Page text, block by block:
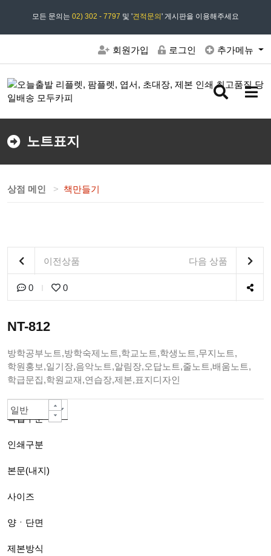
모든 문의는 02) 302 - 7797 및 '견적문의 ' 게시판을 이용해주세요
모두카피 상담시간 : 평일 09:00 ~ 18:00 상담 18:30
회원가입 로그인 추가메뉴
검
버
메
버
노트표지
상점 메인 책만들기
이전상품 다음 상품
0 0
NT-812
방학공부노트,방학숙제노트,학교노트,학생노트,무지노트,
학원홍보,일기장,음악노트,알림장,오답노트,줄노트,배움노트,
학급문집,학원교재,연습장,제본,표지디자인
작업구분
일반책자
인쇄구분
칼라인쇄 -대량주문 자동할인-
본문(내지)
80g백색모조지
사이즈
A4(210*297mm)
양ㆍ단면
양면
제본방식
PUR 무선제본(긴쪽)A4까지
아트지or스노우지200g
무광코팅(일반)
단면칼라
선택안함
선택안함
선택안함
선택안함
선택안함
선택안함
일반